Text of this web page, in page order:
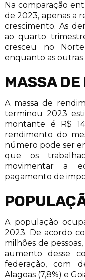
Na comparação
de 2023, apenas a
crescimento. As
ao quarto
cresceu no
enquanto as outras
MASSA
A massa de
terminou 2023
montante é R$
rendimento do
número pode ser
que os
movimentar a
pagamento de
A população
2023. De acordo
milhões de
aumento desse
federação, com
Alagoas (7,8%) e